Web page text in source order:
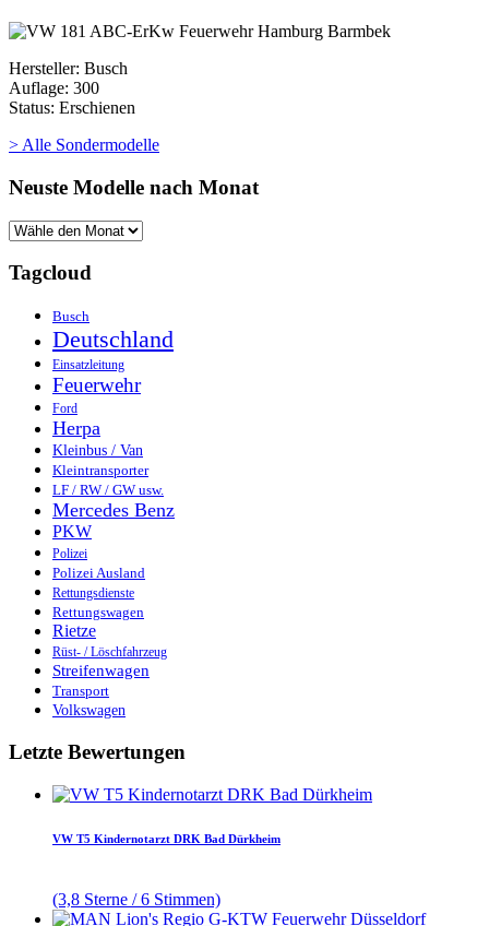
Hersteller: Busch
Auflage: 300
Status: Erschienen
> Alle Sondermodelle
Neuste Modelle nach Monat
Tagcloud
Busch
Deutschland
Einsatzleitung
Feuerwehr
Ford
Herpa
Kleinbus / Van
Kleintransporter
LF / RW / GW usw.
Mercedes Benz
PKW
Polizei
Polizei Ausland
Rettungsdienste
Rettungswagen
Rietze
Rüst- / Löschfahrzeug
Streifenwagen
Transport
Volkswagen
Letzte Bewertungen
VW T5 Kindernotarzt DRK Bad Dürkheim
(3,8 Sterne / 6 Stimmen)